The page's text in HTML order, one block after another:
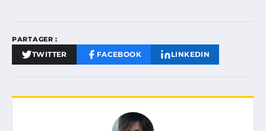
PARTAGER :
TWITTER FACEBOOK LINKEDIN